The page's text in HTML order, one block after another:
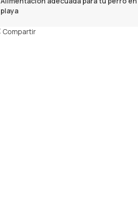
playa
Compartir